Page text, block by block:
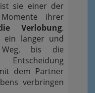
sie einer der
ihrer
Verlobung.
ein langer und
Weg, bis die
dem Partner
verbringen